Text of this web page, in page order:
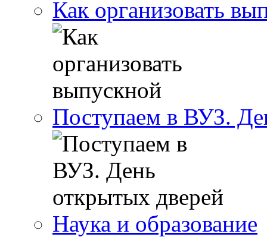
Как организовать
Поступаем в ВУЗ.
Наука и образование